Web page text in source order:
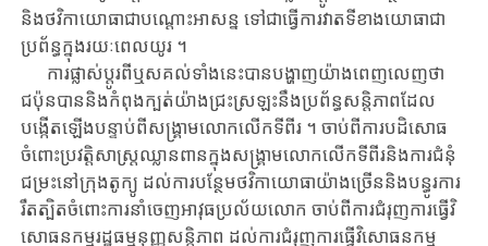
និង​ថវិកា​យោធា​ជា​បណ្តោះអាសន្ន​ ទៅជា​ធ្វើ​ការ​វាតទីខាង​យោធាជា
ប្រព័ន្ធ​ក្នុង​រយៈ​ពេល​យូរ ។
ការ​ផ្លាស់ប្តូរ​ពីឬសគល់​ទាំង​នេះ​បាន​បង្ហាញយ៉ាង​ពេញលេញ​ថា
ជប៉ុន​បាន​និង​កំពុង​ក្ប​ត់យ៉ាង​ជ្រះស្រឡះនឹង​ប្រព័ន្ធសន្តិភាព​ដែ​ល​
បង្កើតឡើងបន្ទាប់ពី​សង្គ្រាម​លោក​លើកទីពីរ ។​ ចាប់ពីការ​បដិសោធ
ចំពោះ​ប្រវត្តិសាស្ត្រ​ឈ្លានពាន​ក្នុង​សង្គ្រាម​លោក​លើក​ទីពីរនិង​ការជំ​នុំ​
ជម្រះនៅក្រុងតូក្យូ ដល់ការ​បន្ថែម​ថវិកា​យោធា​យ៉ាង​ច្រើន​និង​បន្ធូរ​ការ​
រឹតត្បិត​ចំពោះការនាំ​ចេញអាវុធប្រល័យ​លោក ចាប់ពីការ​​ជំរុញការធ្វើ​វិ
សោធនកម្មរដ្ឋ​ធម្ម​នុញ្ញសន្តិភាព ដល់​ការ​ជំរុញការធ្វើ​វិសោធនកម្ម